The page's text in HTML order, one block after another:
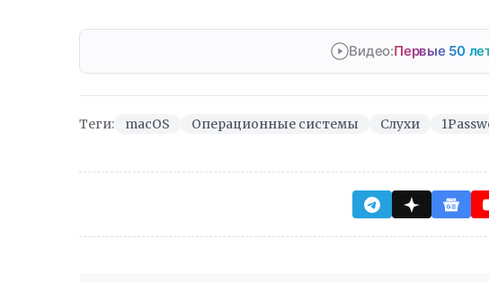
Видео:Первые 50
Теги: macOS Операционные системы Слухи